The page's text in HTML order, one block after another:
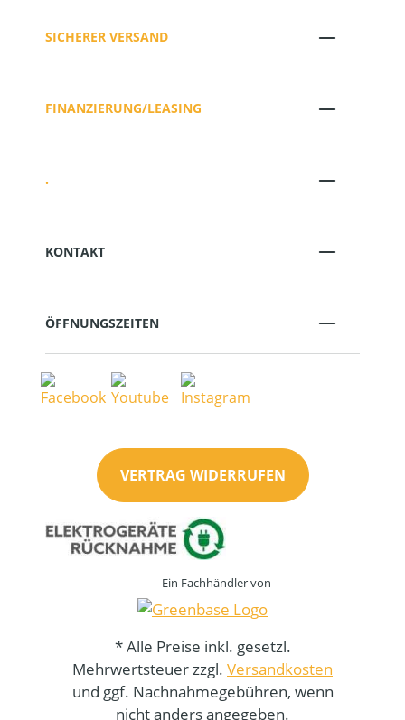
SICHERER VERSAND
FINANZIERUNG/LEASING
.
KONTAKT
ÖFFNUNGSZEITEN
VERTRAG WIDERRUFEN
Ein Fachhändler von
* Alle Preise inkl. gesetzl.
Mehrwertsteuer zzgl. Versandkosten
und ggf. Nachnahmegebühren, wenn
nicht anders angegeben.